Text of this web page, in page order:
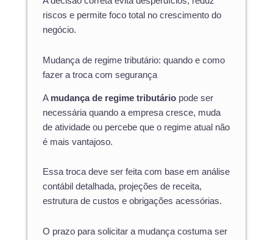
riscos e permite foco total no crescimento do
negócio.
Mudança de regime tributário: quando e como
fazer a troca com segurança
A mudança de regime tributário pode ser
necessária quando a empresa cresce, muda
de atividade ou percebe que o regime atual não
é mais vantajoso.
Essa troca deve ser feita com base em análise
contábil detalhada, projeções de receita,
estrutura de custos e obrigações acessórias.
O prazo para solicitar a mudança costuma ser